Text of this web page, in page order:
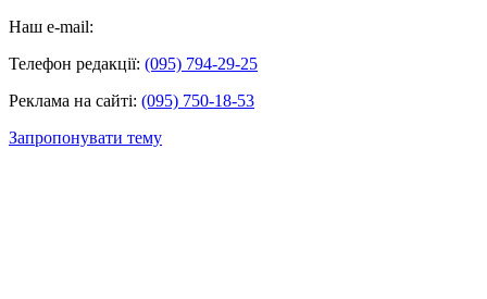
Наш e-mail:
Телефон редакції: (095) 794-29-25
Реклама на сайті: (095) 750-18-53
Запропонувати тему